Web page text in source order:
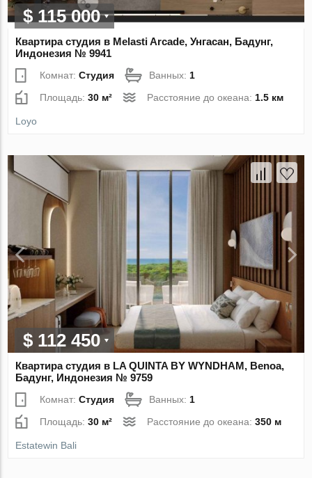
$ 115 000
Квартира студия в Melasti Arcade, Унгасан, Бадунг,
Индонезия № 9941
Комнат:Студия Ванных:1
Площадь:30 м² Расстояние до океана:1.5 км
Loyo
$ 112 450
Квартира студия в LA QUINTA BY WYNDHAM, Benoa,
Бадунг, Индонезия № 9759
Комнат:Студия Ванных: 1
Площадь:30 м² Расстояние до океана:350 м
Estatewin Bali